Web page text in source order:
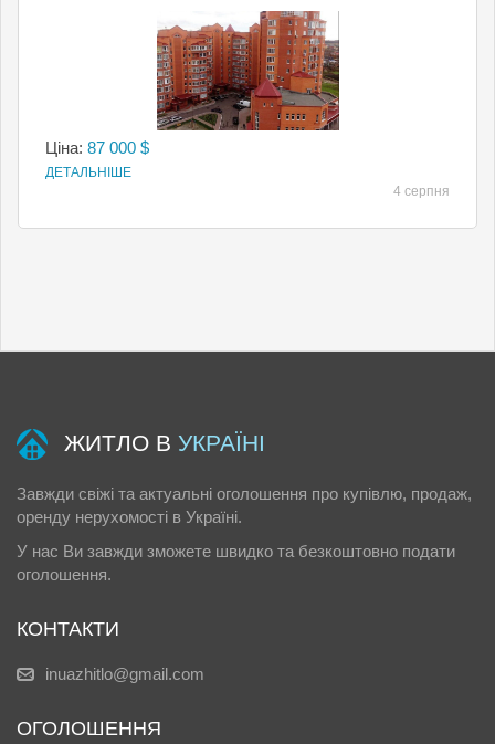
Ціна: 87 000 $
ДЕТАЛЬНІШЕ
4 серпня
ЖИТЛО В УКРАЇНІ
Завжди свіжі та актуальні оголошення про купівлю, продаж,
оренду нерухомості в Україні.
У нас Ви завжди зможете швидко та безкоштовно подати
оголошення.
КОНТАКТИ
inuazhitlo@gmail.com
ОГОЛОШЕННЯ